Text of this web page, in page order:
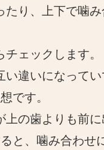
り、上下で噛
ェックします。
違いになって
です。
の歯よりも前
と、噛み合わせ